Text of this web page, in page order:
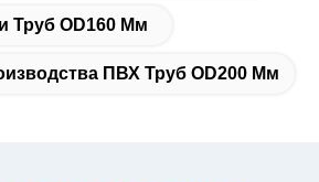
Труб OD160 Мм
ПВХ Труб OD200 Мм